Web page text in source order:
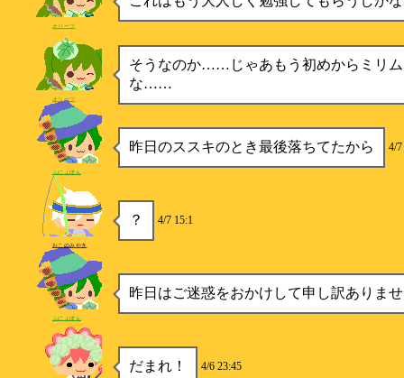
オリーブ
そうなのか……じゃあもう初めからミリ
な……
オリーブ
昨日のススキのとき最後落ちてたから 4/
ふにょぽん
？ 4/7 15:1
おこのみやき
昨日はご迷惑をおかけして申し訳ありま
ふにょぽん
だまれ！ 4/6 23:45